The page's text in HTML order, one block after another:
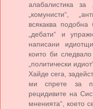
алабалистика за
„комунисти“,
всякаква подобна
„дебати“ и
написани
които би
„политически
Хайде сега,
ми спрете за
рецидивите на
мненията“, което